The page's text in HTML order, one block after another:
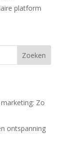
platform
Zoeken
Zo
ontspanning